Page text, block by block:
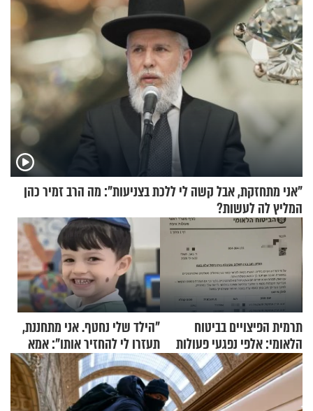
"אני מתחזקת, אבל קשה לי ללכת בצניעות": מה הרב זמיר כהן
המליץ לה לעשות?
תרמית הפיצויים בביטוח
הלאומי: אלפי נפגעי פעולות
איבה קיבלו כספים במירמה
"הילד שלי נחטף. אני מתחננת,
תעזרו לי להחזיר אותו": אמא
של יובל בן ה-4 בריאיון דומע